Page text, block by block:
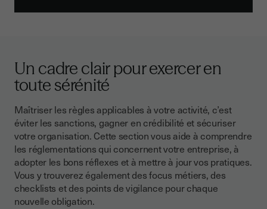
Un cadre clair pour exercer en
toute sérénité
Maîtriser les règles applicables à votre activité, c’est
éviter les sanctions, gagner en crédibilité et sécuriser
votre organisation. Cette section vous aide à comprendre
les réglementations qui concernent votre entreprise, à
adopter les bons réflexes et à mettre à jour vos pratiques.
Vous y trouverez également des focus métiers, des
checklists et des points de vigilance pour chaque
nouvelle obligation.